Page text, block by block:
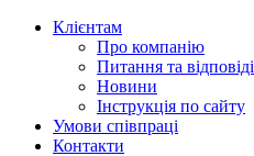
Клієнтам
Про компанію
Питання та відповіді
Новини
Інструкція по сайту
Умови співпраці
Контакти